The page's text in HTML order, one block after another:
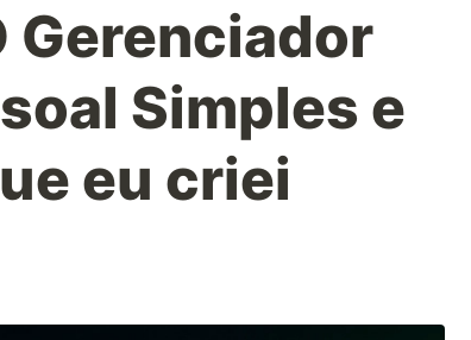
Gerenciador
Simples e
eu criei